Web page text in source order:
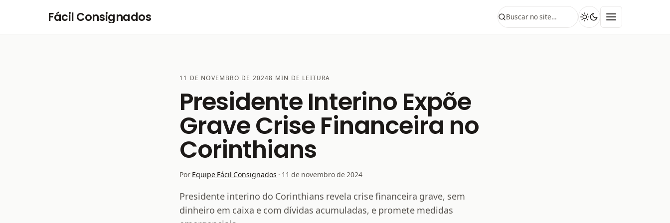
Fácil Consignados
11 DE NOVEMBRO DE 20248 MIN DE LEITURA
Presidente Interino Expõe
Grave Crise Financeira no
Corinthians
Por Equipe Fácil Consignados · 11 de novembro de 2024
Presidente interino do Corinthians revela crise financeira grave, sem
dinheiro em caixa e com dívidas acumuladas, e promete medidas